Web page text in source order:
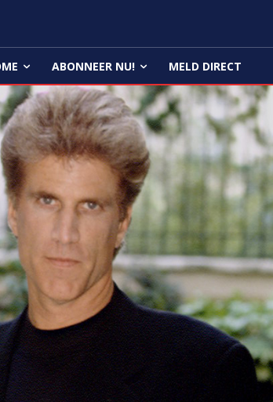
ABONNEER NU! MELD DIRECT